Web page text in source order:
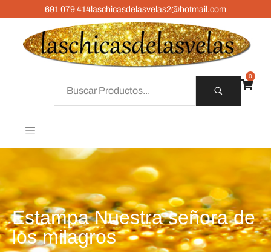
691 079 414laschicasdelasvelas2@hotmail.com
0
Estampa Nuestra señora de
los milagros